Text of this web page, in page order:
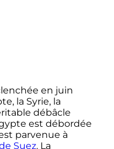
en juin
la Syrie, la
débâcle
est débordée
parvenue à
Suez. La